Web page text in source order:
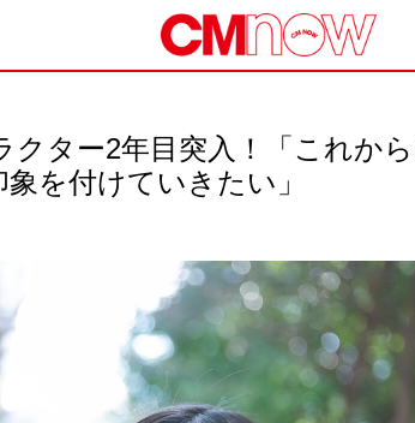
クター2年目突入！「これか
を付けていきたい」